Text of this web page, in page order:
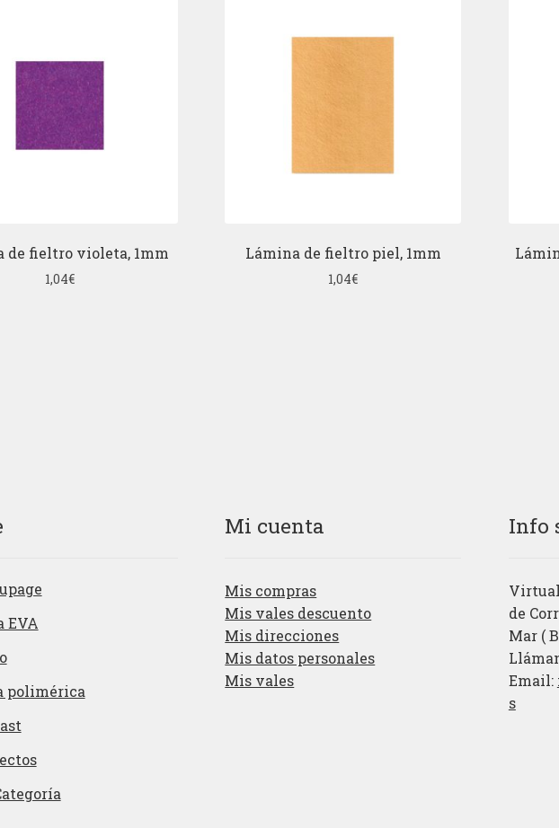
de fieltro violeta, 1mm
1,04€
Lámina de fieltro piel, 1mm
1,04€
EVA
polimérica
Mi cuenta
Mis compras
Mis vales descuento
Mis direcciones
Mis datos personales
Mis vales
Info
de
Mar (
Email:
s